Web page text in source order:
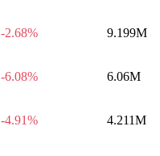
-2.68% 9.199M
-6.08% 6.06M
-4.91% 4.211M